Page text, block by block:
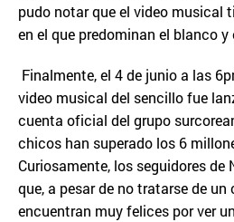
pudo notar que el video musical
en el que predominan el blanco y
Finalmente, el 4 de junio a las
video musical del sencillo fue
cuenta oficial del grupo
chicos han superado los 6
Curiosamente, los seguidores de
que, a pesar de no tratarse de
encuentran muy felices por ver